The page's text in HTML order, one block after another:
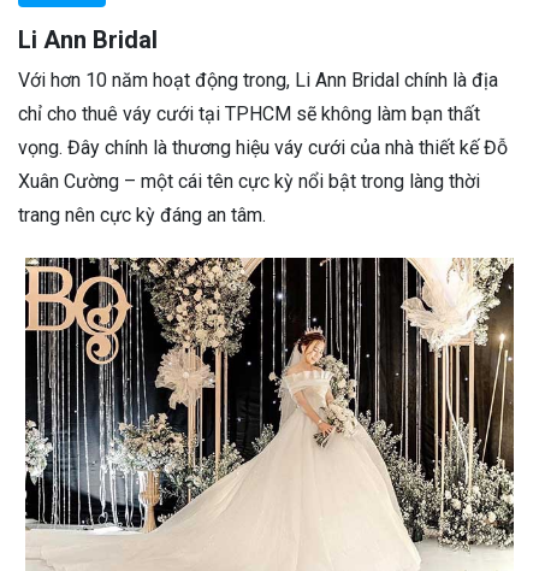
Li Ann Bridal
Với hơn 10 năm hoạt động trong, Li Ann Bridal chính là địa
chỉ cho thuê váy cưới tại TPHCM sẽ không làm bạn thất
vọng. Đây chính là thương hiệu váy cưới của nhà thiết kế Đỗ
Xuân Cường – một cái tên cực kỳ nổi bật trong làng thời
trang nên cực kỳ đáng an tâm.